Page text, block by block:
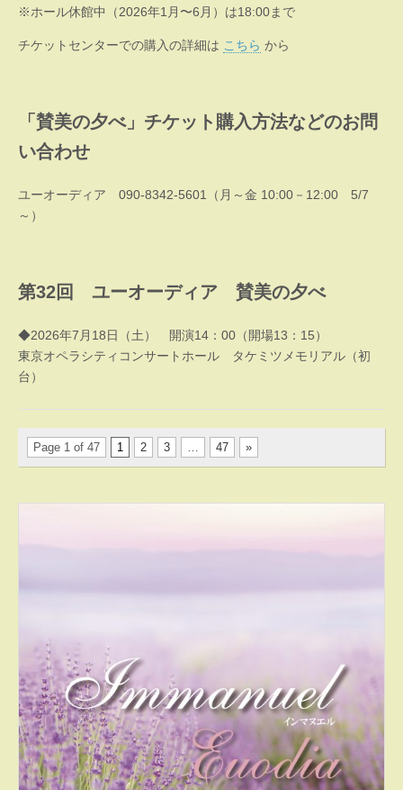
※ホール休館中（2026年1月〜6月）は18:00まで
チケットセンターでの購入の詳細は こちら から
「賛美の夕べ」チケット購入方法などのお問
い合わせ
ユーオーディア 090-8342-5601（月～金 10:00－12:00 5/7
～）
第32回 ユーオーディア 賛美の夕べ
◆2026年7月18日（土） 開演14：00（開場13：15）
東京オペラシティコンサートホール タケミツメモリアル（初
台）
Page 1 of 47 1 2 3 … 47 »